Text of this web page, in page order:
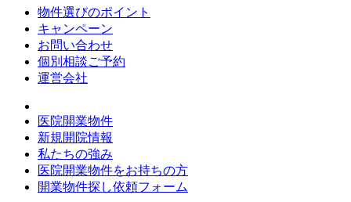
物件選びのポイント
キャンペーン
お問い合わせ
個別相談ご予約
運営会社
医院開業物件
新規開院情報
私たちの強み
医院開業物件をお持ちの方
開業物件探し依頼フォーム